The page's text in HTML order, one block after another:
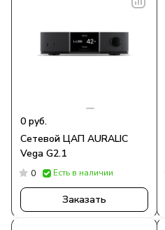
0 руб.
Сетевой ЦАП AURALIC
Vega G2.1
0 Есть в наличии
Заказать